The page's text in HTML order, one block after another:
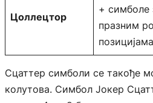
Цоллецтор
+ симболе
празним
позицијама
Сцаттер симболи се такође
колутова. Симбол Јокер